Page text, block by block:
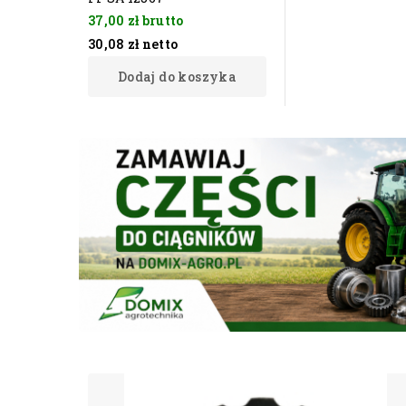
37,00 złbrutto
30,08 zł netto
Dodaj do koszyka